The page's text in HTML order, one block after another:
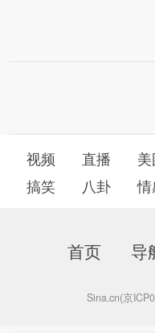
视频 直播
搞笑
八卦
首页 导
Sina.cn(京